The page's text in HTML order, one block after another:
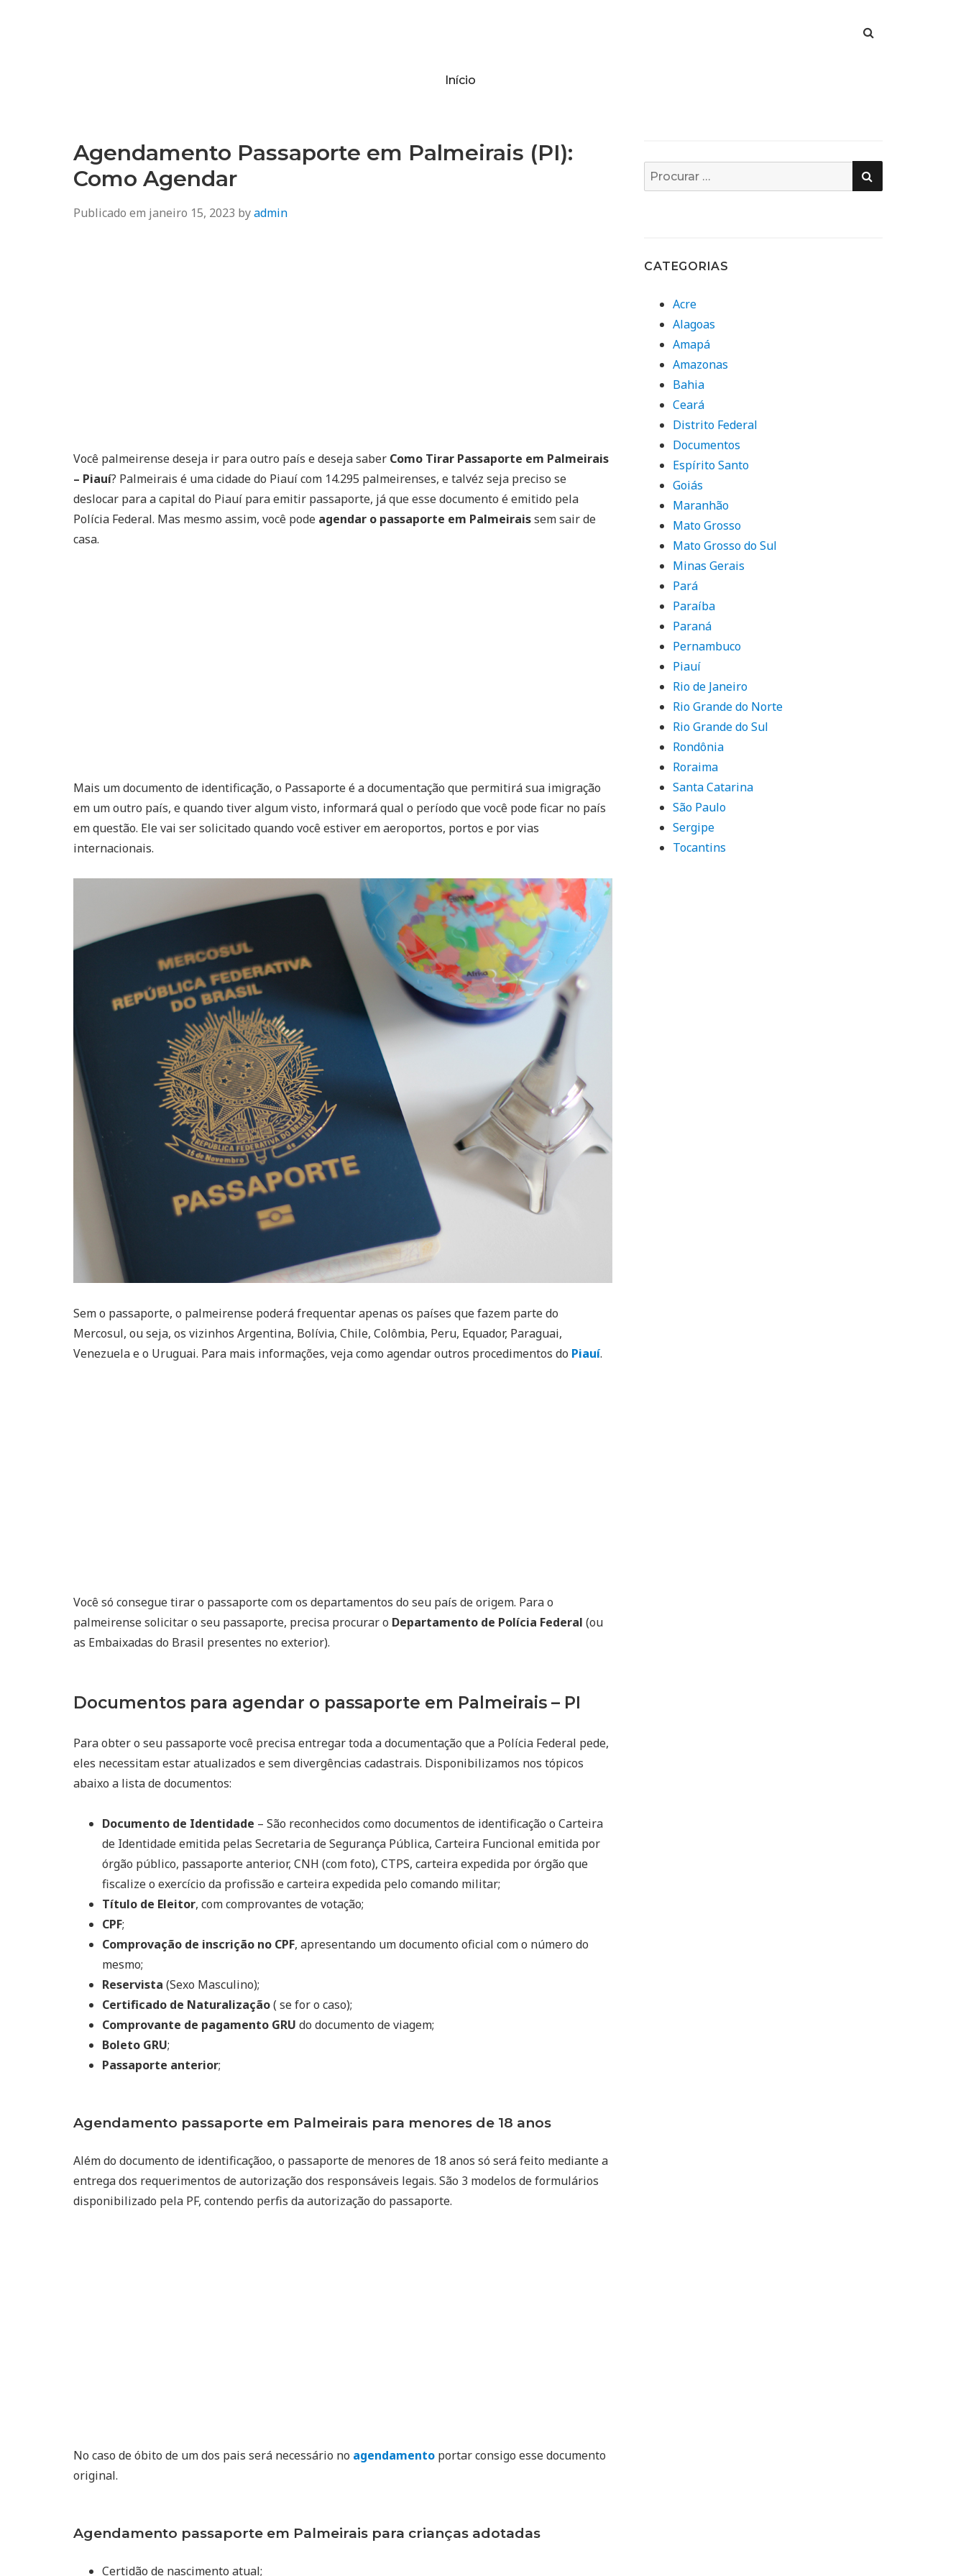
Início
Agendamento Passaporte em Palmeirais (PI):
Como Agendar
Publicado em janeiro 15, 2023 byadmin
Você palmeirense deseja ir para outro país e deseja saber Como Tirar Passaporte em Palmeirais
– Piauí? Palmeirais é uma cidade do Piauí com 14.295 palmeirenses, e talvéz seja preciso se
deslocar para a capital do Piauí para emitir passaporte, já que esse documento é emitido pela
Polícia Federal. Mas mesmo assim, você pode agendar o passaporte em Palmeiraissem sair de
casa.
Mais um documento de identificação, o Passaporte é a documentação que permitirá sua imigração
em um outro país, e quando tiver algum visto, informará qual o período que você pode ficar no país
em questão. Ele vai ser solicitado quando você estiver em aeroportos, portos e por vias
internacionais.
Sem o passaporte, o palmeirense poderá frequentar apenas os países que fazem parte do
Mercosul, ou seja, os vizinhos Argentina, Bolívia, Chile, Colômbia, Peru, Equador, Paraguai,
Venezuela e o Uruguai. Para mais informações, veja como agendar outros procedimentos do Piauí.
Você só consegue tirar o passaporte com os departamentos do seu país de origem. Para o
palmeirense solicitar o seu passaporte, precisa procurar o Departamento de Polícia Federal (ou
as Embaixadas do Brasil presentes no exterior).
Documentos para agendar o passaporte em Palmeirais – PI
Para obter o seu passaporte você precisa entregar toda a documentação que a Polícia Federal pede,
eles necessitam estar atualizados e sem divergências cadastrais. Disponibilizamos nos tópicos
abaixo a lista de documentos:
Documento de Identidade – São reconhecidos como documentos de identificação o Carteira
de Identidade emitida pelas Secretaria de Segurança Pública, Carteira Funcional emitida por
órgão público, passaporte anterior, CNH (com foto), CTPS, carteira expedida por órgão que
fiscalize o exercício da profissão e carteira expedida pelo comando militar;
Título de Eleitor, com comprovantes de votação;
CPF;
Comprovação de inscrição no CPF, apresentando um documento oficial com o número do
mesmo;
Reservista (Sexo Masculino);
Certificado de Naturalização( se for o caso);
Comprovante de pagamento GRU do documento de viagem;
Boleto GRU;
Passaporte anterior;
Agendamento passaporte em Palmeirais para menores de 18 anos
Além do documento de identificaçãoo, o passaporte de menores de 18 anos só será feito mediante a
entrega dos requerimentos de autorização dos responsáveis legais. São 3 modelos de formulários
disponibilizado pela PF, contendo perfis da autorização do passaporte.
No caso de óbito de um dos pais será necessário no agendamento portar consigo esse documento
original.
Agendamento passaporte em Palmeirais para crianças adotadas
Certidão de nascimento atual;
Busca
por:
PESQUISA
CATEGORIAS
Acre
Alagoas
Amapá
Amazonas
Bahia
Ceará
Distrito Federal
Documentos
Espírito Santo
Goiás
Maranhão
Mato Grosso
Mato Grosso do Sul
Minas Gerais
Pará
Paraíba
Paraná
Pernambuco
Piauí
Rio de Janeiro
Rio Grande do Norte
Rio Grande do Sul
Rondônia
Roraima
Santa Catarina
São Paulo
Sergipe
Tocantins